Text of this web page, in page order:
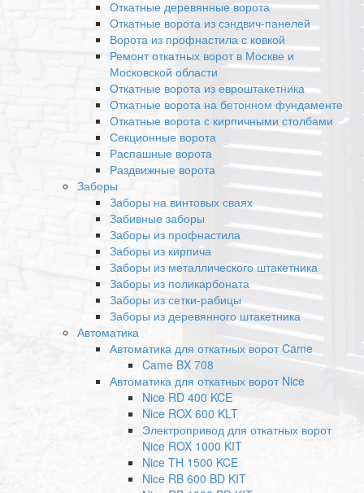
Откатные деревянные ворота
Откатные ворота из сэндвич-панелей
Ворота из профнастила с ковкой
Ремонт откатных ворот в Москве и
Московской области
Откатные ворота из евроштакетника
Откатные ворота на бетонном фундаменте
Откатные ворота с кирпичными столбами
Секционные ворота
Распашные ворота
Раздвижные ворота
Заборы
Заборы на винтовых сваях
Забивные заборы
Заборы из профнастила
Заборы из кирпича
Заборы из металлического штакетника
Заборы из поликарбоната
Заборы из сетки-рабицы
Заборы из деревянного штакетника
Автоматика
Автоматика для откатных ворот Came
Came BX 708
Автоматика для откатных ворот Nice
Nice RD 400 KCE
Nice ROX 600 KLT
Электропривод для откатных ворот
Nice ROX 1000 KIT
Nice TH 1500 KCE
Nice RB 600 BD KIT